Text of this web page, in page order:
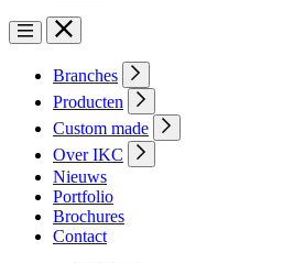
Branches
Producten
Custom made
Over IKC
Nieuws
Portfolio
Brochures
Contact